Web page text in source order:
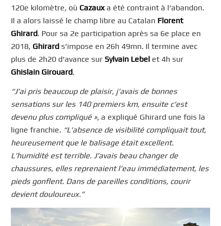
120e kilomètre, où Cazaux a été contraint à l’abandon.
Il a alors laissé le champ libre au Catalan Florent
Ghirard. Pour sa 2e participation après sa 6e place en
2018, Ghirard s’impose en 26h 49mn. Il termine avec
plus de 2h20 d’avance sur Sylvain Lebel et 4h sur
Ghislain Girouard.
“J’ai pris beaucoup de plaisir, j’avais de bonnes
sensations sur les 140 premiers km, ensuite c’est
devenu plus compliqué », a expliqué Ghirard une fois la
ligne franchie. “L’absence de visibilité compliquait tout,
heureusement que le balisage était excellent.
L’humidité est terrible. J’avais beau changer de
chaussures, elles reprenaient l’eau immédiatement, les
pieds gonflent. Dans de pareilles conditions, courir
devient douloureux.”